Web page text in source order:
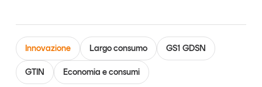
Innovazione Largo consumo GS1 GDSN
GTIN Economia e consumi